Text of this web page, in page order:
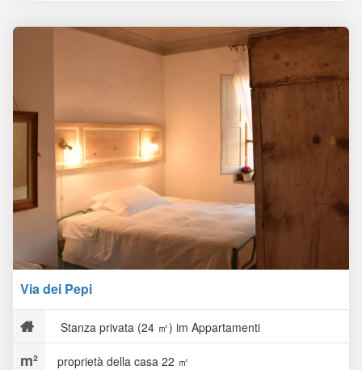
Via dei Pepi
Stanza privata (24 ㎡) im Appartamenti
proprietà della casa 22 ㎡